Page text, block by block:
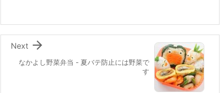
o
k
なかよし野菜弁当 - 夏バテ防止には野菜で
す

Next